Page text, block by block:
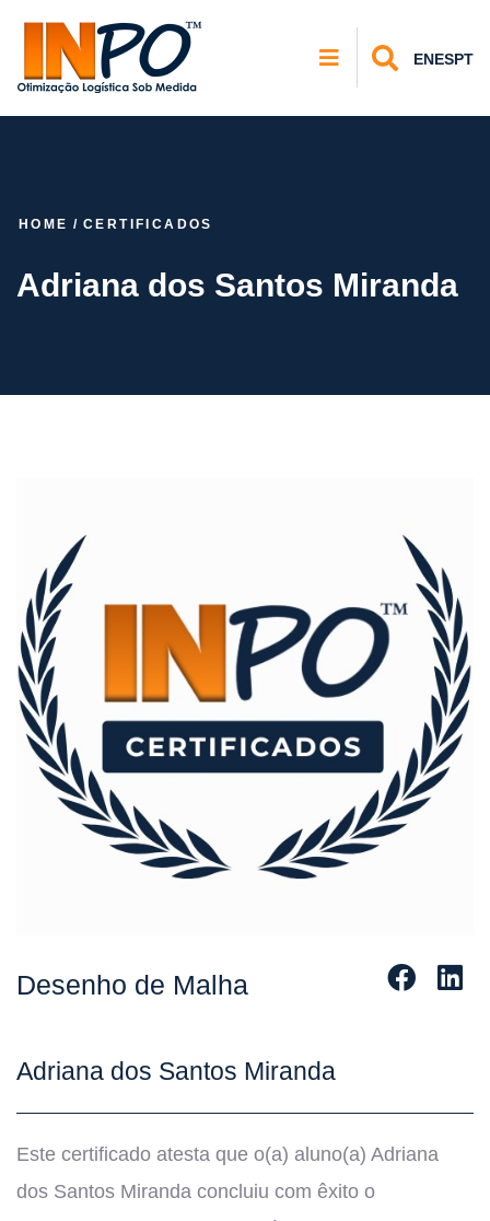
ENESPT
HOME / CERTIFICADOS
Adriana dos Santos Miranda
Desenho de Malha
Adriana dos Santos Miranda
Este certificado atesta que o(a) aluno(a) Adriana
dos Santos Miranda concluiu com êxito o